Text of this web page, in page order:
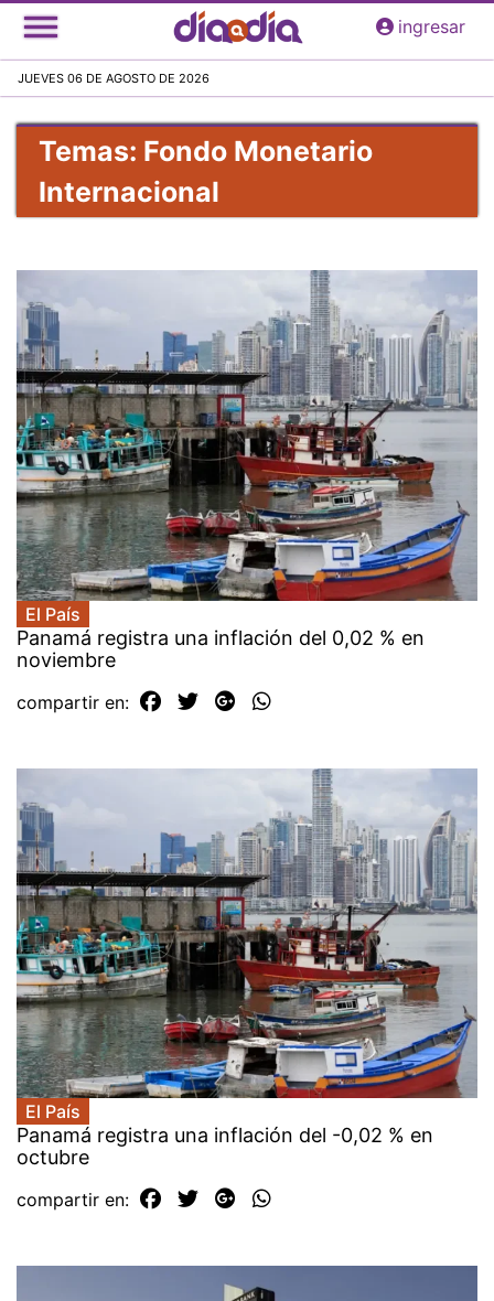
Pasar
al
principal
ingresar
JUEVES 06 DE AGOSTO DE 2026
Temas: Fondo Monetario
Internacional
El País
Panamá registra una inflación del 0,02 % en
noviembre
compartir en:
El País
Panamá registra una inflación del -0,02 % en
octubre
compartir en: